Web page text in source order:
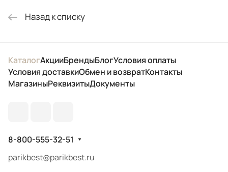
Назад к списку
КаталогАкцииБрендыБлогУсловия оплаты
Условия доставкиОбмен и возвратКонтакты
МагазиныРеквизитыДокументы
8-800-555-32-51
parikbest@parikbest.ru